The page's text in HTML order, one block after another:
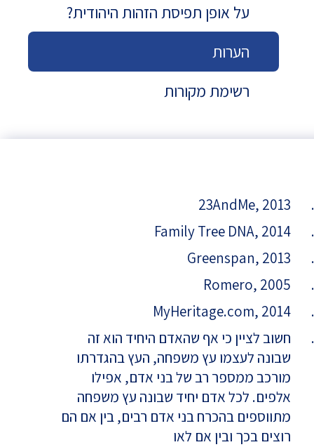
על אופן תפיסת הזהות היהודית?
הערות
רשימת מקורות
23AndMe, 2013
Family Tree DNA, 2014
Greenspan, 2013
Romero, 2005
MyHeritage.com, 2014
חשוב לציין כי אף שהאדם היחיד הוא זה
שבונה לעצמו עץ משפחה, העץ בהגדרתו
מורכב ממספר רב של בני אדם, אפילו
אלפים. לכל אדם יחיד שבונה עץ משפחה
מתווספים בהכרח בני אדם רבים, בין אם הם
רוצים בכך ובין אם לאו